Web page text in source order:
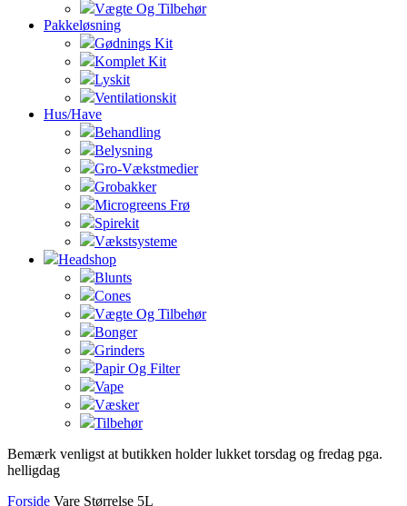
Vægte Og Tilbehør
Pakkeløsning
Gødnings Kit
Komplet Kit
Lyskit
Ventilationskit
Hus/Have
Behandling
Belysning
Gro-Vækstmedier
Grobakker
Microgreens Frø
Spirekit
Vækstsysteme
Headshop
Blunts
Cones
Vægte Og Tilbehør
Bonger
Grinders
Papir Og Filter
Vape
Væsker
Tilbehør
Bemærk venligst at butikken holder lukket torsdag og fredag pga.
helligdag
Forside Vare Størrelse 5L